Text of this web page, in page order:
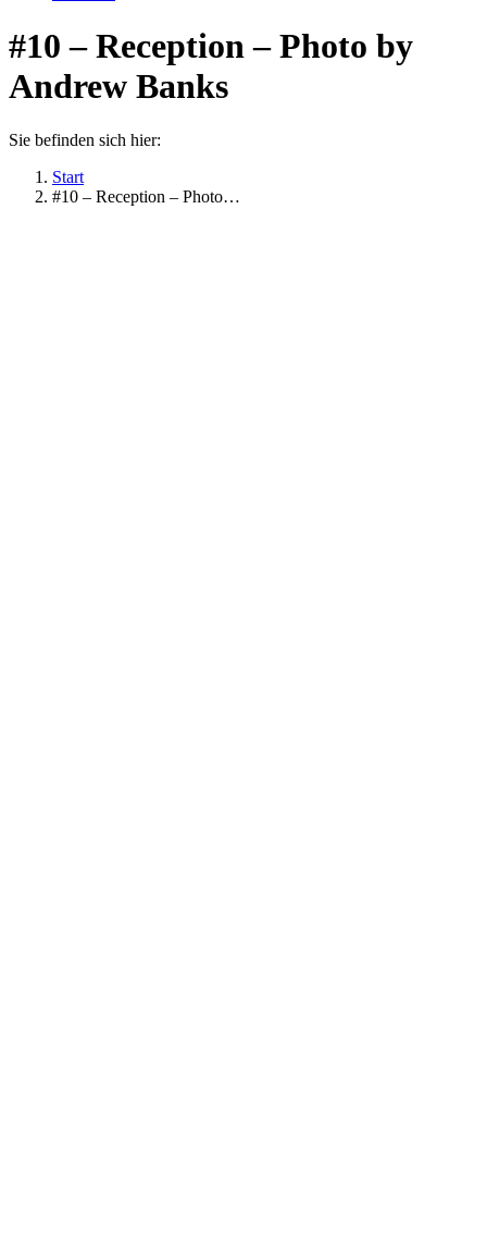
#10 – Reception – Photo by
Andrew Banks
Sie befinden sich hier:
Start
#10 – Reception – Photo…